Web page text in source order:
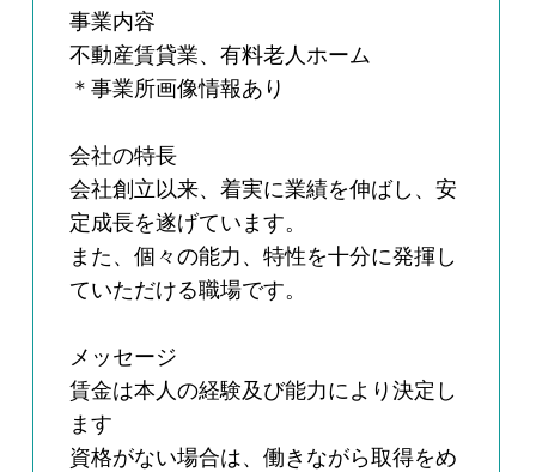
事業内容
不動産賃貸業、有料老人ホーム
＊事業所画像情報あり
会社の特長
会社創立以来、着実に業績を伸ばし、安
定成長を遂げています。
また、個々の能力、特性を十分に発揮し
ていただける職場です。
メッセージ
賃金は本人の経験及び能力により決定し
ます
資格がない場合は、働きながら取得をめ